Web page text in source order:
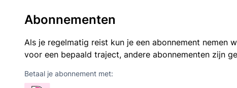
Abonnementen
Als je regelmatig reist kun je een abonnement nemen
voor een bepaald traject, andere abonnementen zijn
Betaal je abonnement met: